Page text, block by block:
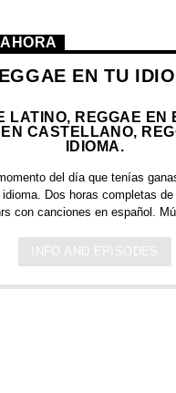
EN TU
LATINO, REGGAE EN
EN CASTELLANO,
IDIOMA.
del día que tenías
Dos horas completas de
con canciones en español.
el español como idioma
Perú, Chile, Ecuador,
Costa Rica, Puerto Rico,
INFO AND EPISODES